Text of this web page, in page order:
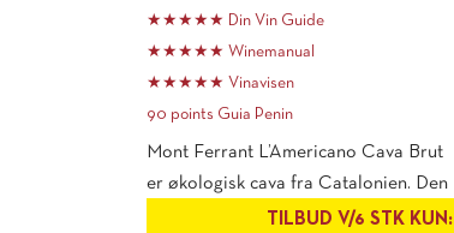
★★★★★ Din Vin Guide
★★★★★ Winemanual
★★★★★ Vinavisen
90 points Guia Penin
Mont Ferrant L’Americano Cava Brut
er økologisk cava fra Catalonien. Den
er tør, frisk og fuld [...]TILBUD V/6 STK KUN: